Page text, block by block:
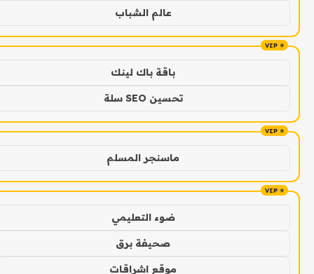
عالم الشباب
باقة باك لينك
تحسين SEO سلة
ماسنجر المسلم
ضوء التعليمي
صحيفة برق
موقع اشراقات